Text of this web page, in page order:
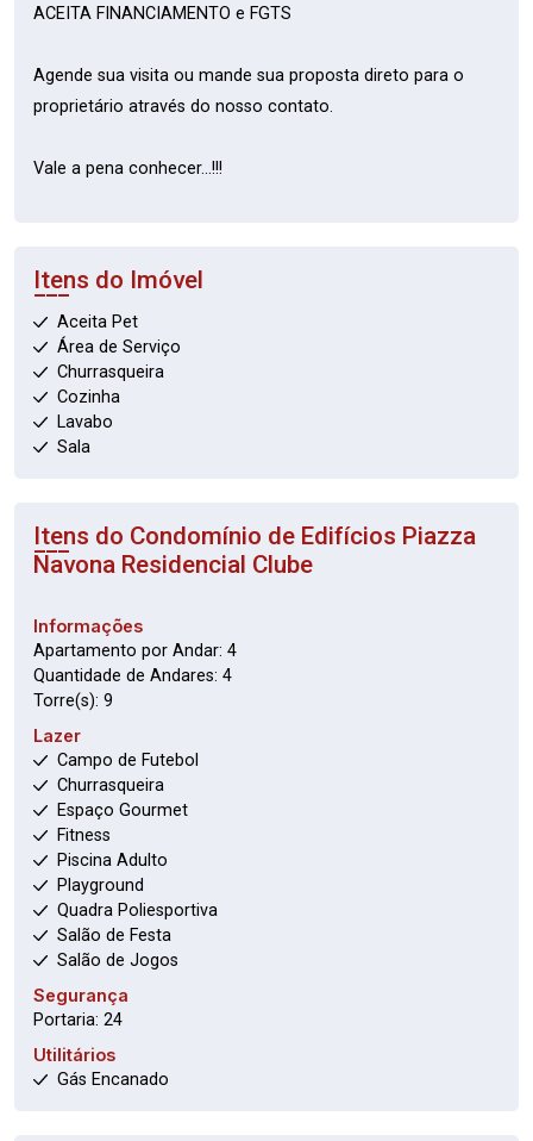
ACEITA FINANCIAMENTO e FGTS
Agende sua visita ou mande sua proposta direto para o
proprietário através do nosso contato.
Vale a pena conhecer...!!!
Itens do Imóvel
Aceita Pet
Área de Serviço
Churrasqueira
Cozinha
Lavabo
Sala
Itens do Condomínio de Edifícios Piazza
Navona Residencial Clube
Informações
Apartamento por Andar: 4
Quantidade de Andares: 4
Torre(s): 9
Lazer
Campo de Futebol
Churrasqueira
Espaço Gourmet
Fitness
Piscina Adulto
Playground
Quadra Poliesportiva
Salão de Festa
Salão de Jogos
Segurança
Portaria: 24
Utilitários
Gás Encanado